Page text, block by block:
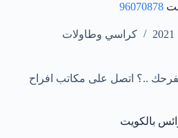
96070878
كراسي وطاولات
..؟ اتصل على مكاتب افراح
بالكويت